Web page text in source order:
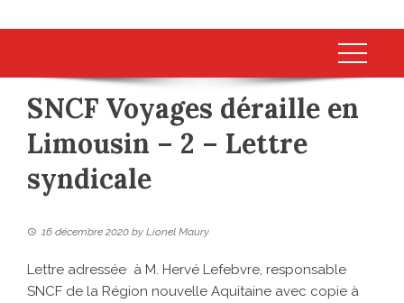
SNCF Voyages déraille en
Limousin – 2 – Lettre
syndicale
16 décembre 2020 by Lionel Maury
Lettre adressée à M. Hervé Lefebvre, responsable
SNCF de la Région nouvelle Aquitaine avec copie à